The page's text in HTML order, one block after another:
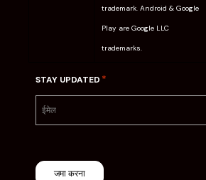
trademark. Android & Google
Play are Google LLC
trademarks.
STAY UPDATED *
जमा करना